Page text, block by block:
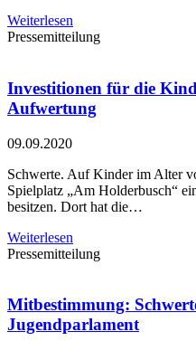
Weiterlesen
Pressemitteilung
Investitionen für die
Aufwertung
09.09.2020
Schwerte. Auf Kinder im Alter
Spielplatz „Am Holderbusch“
besitzen. Dort hat die…
Weiterlesen
Pressemitteilung
Mitbestimmung:
Jugendparlament